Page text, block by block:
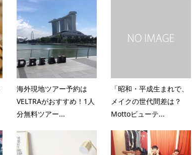
海外現地ツアー予約は
VELTRAがおすすめ！1人
分無料ツアー...
「昭和・平成生まれで、
メイクの世代間差は？
Mottoビューテ...